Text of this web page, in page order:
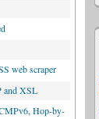
web scraper
and XSL
Hop-by-